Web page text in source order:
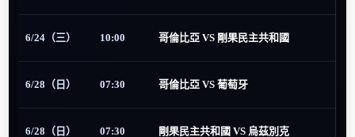
6/24（三） 10:00 哥倫比亞 VS 剛果民主共和國
6/28（日） 07:30 哥倫比亞 VS 葡萄牙
6/28（日） 07:30 剛果民主共和國 VS 烏茲別克